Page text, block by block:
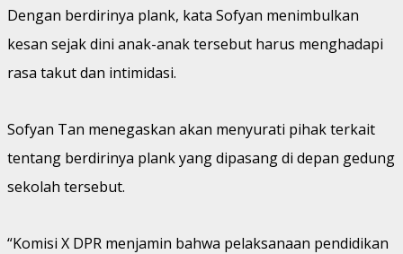
Dengan berdirinya plank, kata Sofyan menimbulkan
kesan sejak dini anak-anak tersebut harus menghadapi
rasa takut dan intimidasi.
Sofyan Tan menegaskan akan menyurati pihak terkait
tentang berdirinya plank yang dipasang di depan gedung
sekolah tersebut.
“Komisi X DPR menjamin bahwa pelaksanaan pendidikan